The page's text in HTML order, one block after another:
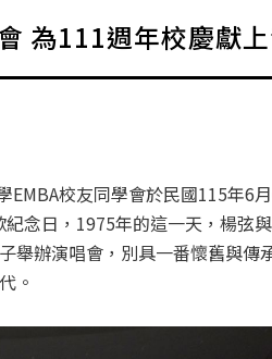
為111週年校慶獻
校友同學會於民國115年6
念日，1975年的這一天，楊弦
辦演唱會，別具一番懷舊與傳
。